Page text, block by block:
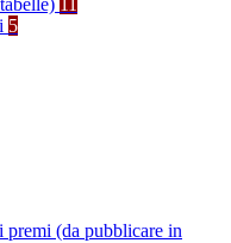
5
premi (da pubblicare in